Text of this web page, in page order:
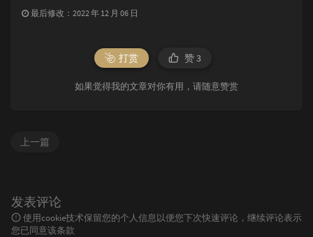
最后修改：2022 年 12 月 06 日
打赏 赞3
如果觉得我的文章对你有用，请随意赞赏
上一篇
发表评论
使用cookie技术保留您的个人信息以便您下次快速评论，继续评论表示
您已同意该条款